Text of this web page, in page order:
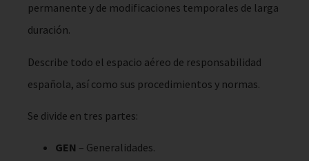
permanente y de modificaciones temporales de larga
duración.
Describe todo el espacio aéreo de responsabilidad
española, así como sus procedimientos y normas.
Se divide en tres partes:
GEN – Generalidades.